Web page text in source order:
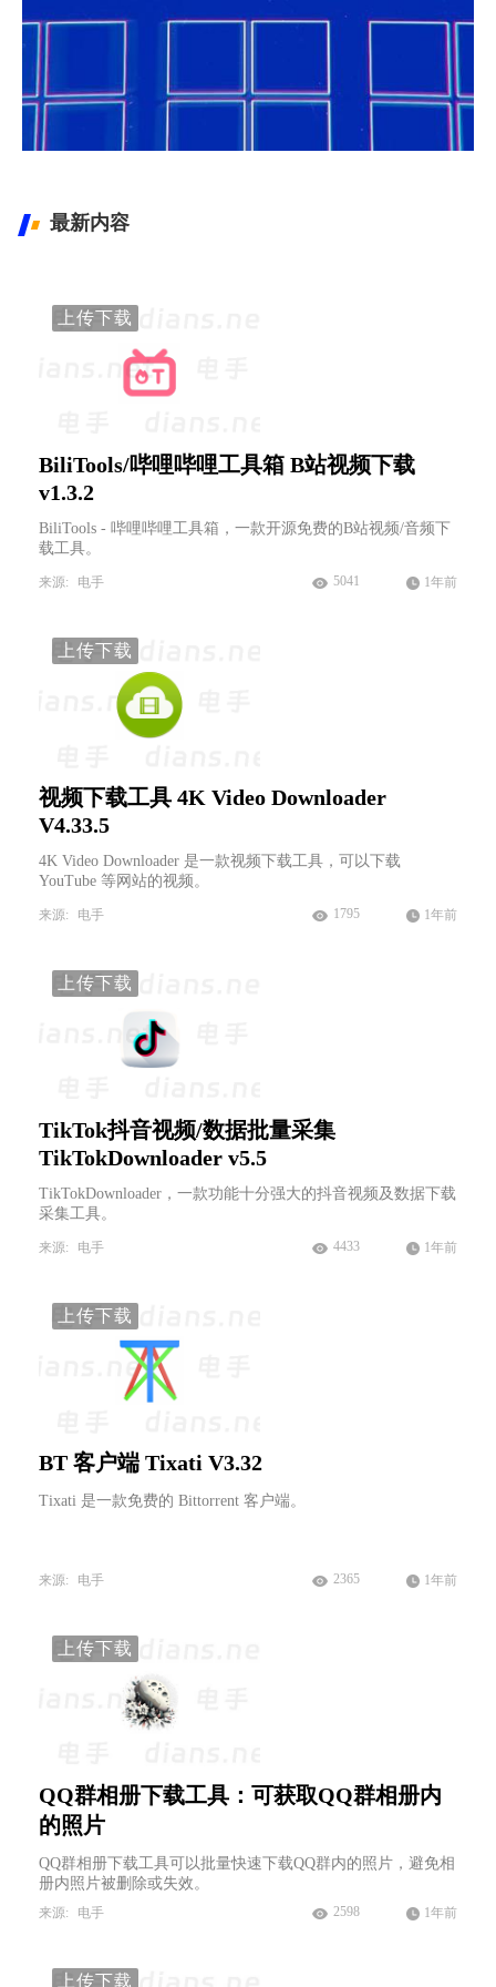
Windows 最新镜像下载
Windows XP-11镜像下载
最新内容
上传下载
BiliTools/哔哩哔哩工具箱 B站视频下载
v1.3.2
BiliTools - 哔哩哔哩工具箱，一款开源免费的B站视频/音频下
载工具。
来源: 电手 5041 1年前
上传下载
视频下载工具 4K Video Downloader
V4.33.5
4K Video Downloader 是一款视频下载工具，可以下载
YouTube 等网站的视频。
来源: 电手 1795 1年前
上传下载
TikTok抖音视频/数据批量采集
TikTokDownloader v5.5
TikTokDownloader，一款功能十分强大的抖音视频及数据下载
采集工具。
来源: 电手 4433 1年前
上传下载
BT 客户端 Tixati V3.32
Tixati 是一款免费的 Bittorrent 客户端。
来源: 电手 2365 1年前
上传下载
QQ群相册下载工具：可获取QQ群相册内
的照片
QQ群相册下载工具可以批量快速下载QQ群内的照片，避免相
册内照片被删除或失效。
来源: 电手 2598 1年前
上传下载